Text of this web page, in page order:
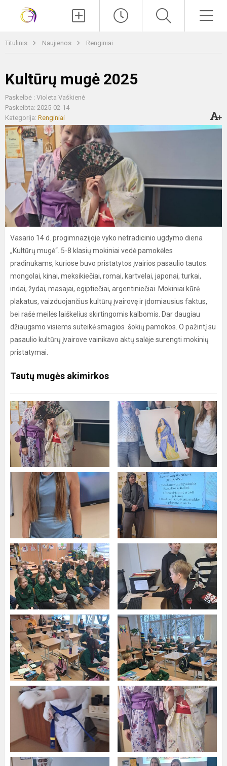
Titulinis Naujienos Renginiai
Kultūrų mugė 2025
Paskelbė : Violeta Vaškienė
Paskelbta: 2025-02-14
Kategorija: Renginiai
Vasario 14 d. progimnazijoje vyko netradicinio ugdymo diena
„Kultūrų mugė“. 5-8 klasių mokiniai vedė pamokėles
pradinukams, kuriose buvo pristatytos įvairios pasaulio tautos:
mongolai, kinai, meksikiečiai, romai, kartvelai, japonai, turkai,
indai, žydai, masajai, egiptiečiai, argentiniečiai. Mokiniai kūrė
plakatus, vaizduojančius kultūrų įvairovę ir įdomiausius faktus,
bei rašė meilės laiškelius skirtingomis kalbomis. Dar daugiau
džiaugsmo visiems suteikė smagios šokių pamokos. O pažintį su
pasaulio kultūrų įvairove vainikavo aktų salėje surengti mokinių
pristatymai.
Tautų mugės akimirkos